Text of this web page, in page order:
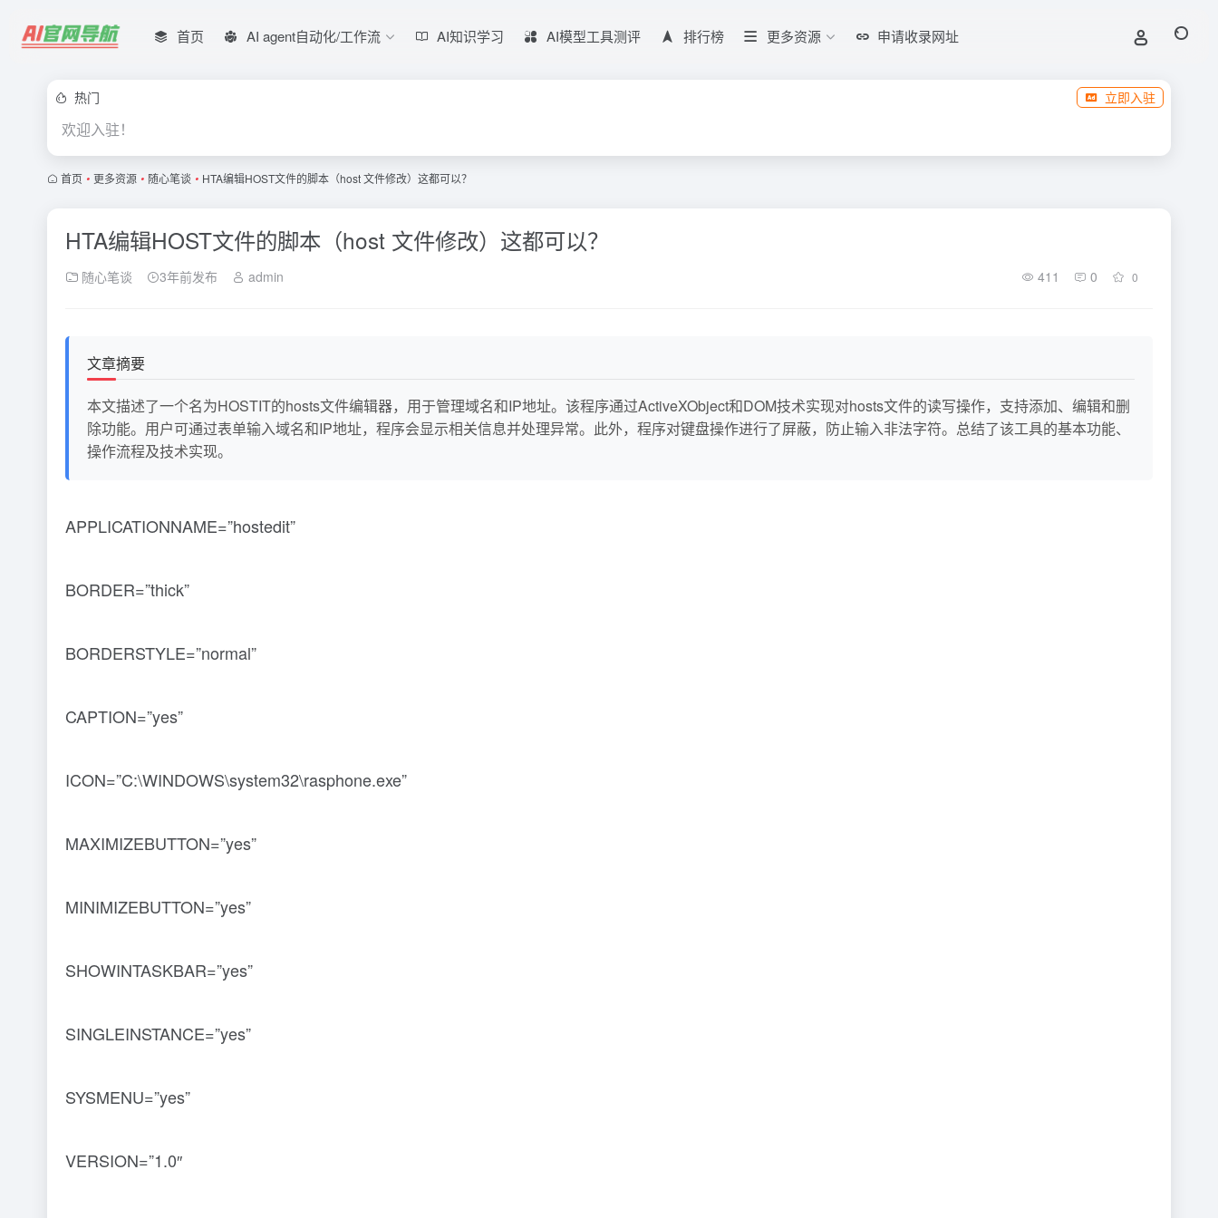
首页 AI agent自动化/工作流 AI知识学习 AI模型工具测评 排行榜 更多资源 申请收录网址
热门 立即入驻
欢迎入驻！
首页 • 更多资源 • 随心笔谈 • HTA编辑HOST文件的脚本（host 文件修改）这都可以？
HTA编辑HOST文件的脚本（host 文件修改）这都可以？
随心笔谈 3年前发布 admin 411 0 0
文章摘要
本文描述了一个名为HOSTIT的hosts文件编辑器，用于管理域名和IP地址。该程序通过ActiveXObject和DOM技术实现对hosts文件的读写操作，支持添加、编辑和删
除功能。用户可通过表单输入域名和IP地址，程序会显示相关信息并处理异常。此外，程序对键盘操作进行了屏蔽，防止输入非法字符。总结了该工具的基本功能、
操作流程及技术实现。
APPLICATIONNAME=”hostedit”
BORDER=”thick”
BORDERSTYLE=”normal”
CAPTION=”yes”
ICON=”C:\WINDOWS\system32\rasphone.exe”
MAXIMIZEBUTTON=”yes”
MINIMIZEBUTTON=”yes”
SHOWINTASKBAR=”yes”
SINGLEINSTANCE=”yes”
SYSMENU=”yes”
VERSION=”1.0″